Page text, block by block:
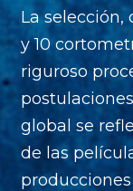
La
y 10
riguroso
global se
de las